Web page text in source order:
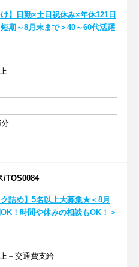
け】日勤×土日祝休み×年休121日
期～8月末まで＞40～60代活躍
/TOS0084
ク詰め】5名以上大募集★＜8月
！時間や休みの相談もOK！＞
＋交通費支給